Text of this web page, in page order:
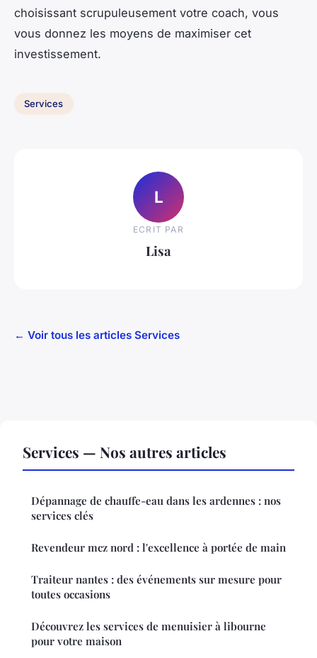
choisissant scrupuleusement votre coach, vous
vous donnez les moyens de maximiser cet
investissement.
Services
L
ECRIT PAR
Lisa
← Voir tous les articles Services
Services — Nos autres articles
Dépannage de chauffe-eau dans les ardennes : nos
services clés
Revendeur mcz nord : l'excellence à portée de main
Traiteur nantes : des événements sur mesure pour
toutes occasions
Découvrez les services de menuisier à libourne
pour votre maison